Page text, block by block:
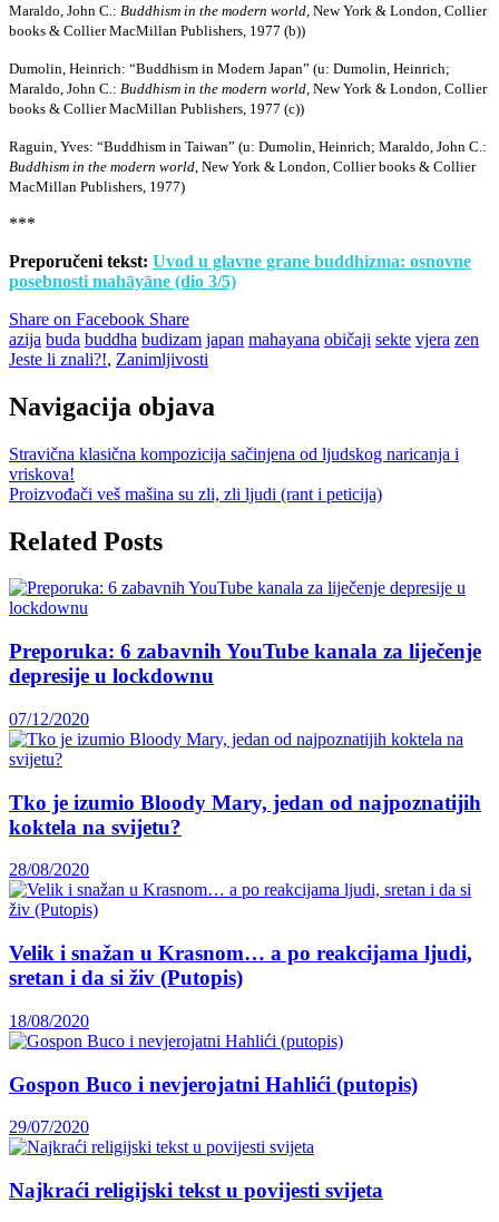
Maraldo, John C.: Buddhism in the modern world , New York & London, Collier
books & Collier MacMillan Publishers, 1977 (b))
Dumolin, Heinrich: “Buddhism in Modern Japan” (u: Dumolin, Heinrich;
Maraldo, John C.: Buddhism in the modern world , New York & London, Collier
books & Collier MacMillan Publishers, 1977 (c))
Raguin, Yves: “Buddhism in Taiwan” (u: Dumolin, Heinrich; Maraldo, John C.:
Buddhism in the modern world , New York & London, Collier books & Collier
MacMillan Publishers, 1977)
***
Preporučeni tekst: Uvod u glavne grane buddhizma: osnovne
posebnosti mahāyāne (dio 3/5)
Share on Facebook Share
azija buda buddha budizam japan mahayana običaji sekte vjera zen
Jeste li znali?!, Zanimljivosti
Navigacija objava
Stravična klasična kompozicija sačinjena od ljudskog naricanja i
vriskova!
Proizvođači veš mašina su zli, zli ljudi (rant i peticija)
Related Posts
Preporuka: 6 zabavnih YouTube kanala za liječenje
depresije u lockdownu
07/12/2020
Tko je izumio Bloody Mary, jedan od najpoznatijih
koktela na svijetu?
28/08/2020
Velik i snažan u Krasnom… a po reakcijama ljudi,
sretan i da si živ (Putopis)
18/08/2020
Gospon Buco i nevjerojatni Hahlići (putopis)
29/07/2020
Najkraći religijski tekst u povijesti svijeta